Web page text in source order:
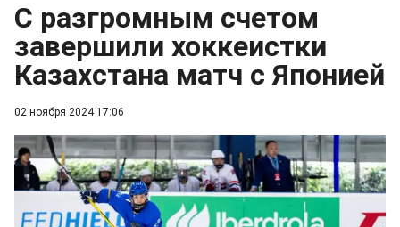
02 ноября 2024 17:06
С разгромным счетом
завершили хоккеистки
Казахстана матч с Японией